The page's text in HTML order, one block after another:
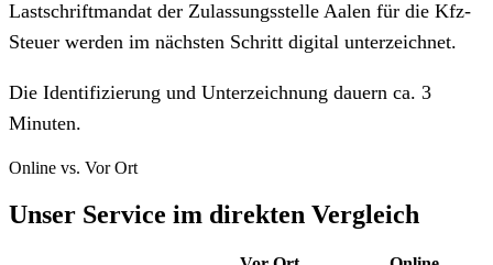
Lastschriftmandat der Zulassungsstelle Aalen für die Kfz-
Steuer werden im nächsten Schritt digital unterzeichnet.
Die Identifizierung und Unterzeichnung dauern ca. 3
Minuten.
Online vs. Vor Ort
Unser Service im direkten Vergleich